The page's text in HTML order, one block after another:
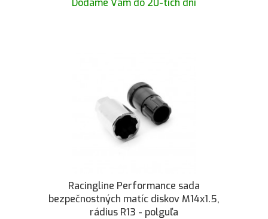
Dodáme Vám do 20-tich dní
Racingline Performance sada
bezpečnostných matíc diskov M14x1.5,
rádius R13 - polguľa